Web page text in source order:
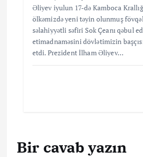
Əliyev iyulun 17-də Kamboca
ölkəmizdə yeni təyin olunmuş
səlahiyyətli səfiri Sok Çeanı qəbul
etimadnaməsini dövlətimizin
etdi. Prezident İlham Əliyev…
Bir cavab yazın